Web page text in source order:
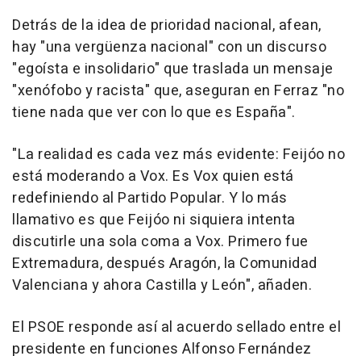
Detrás de la idea de prioridad nacional, afean,
hay "una vergüenza nacional" con un discurso
"egoísta e insolidario" que traslada un mensaje
"xenófobo y racista" que, aseguran en Ferraz "no
tiene nada que ver con lo que es España".
"La realidad es cada vez más evidente: Feijóo no
está moderando a Vox. Es Vox quien está
redefiniendo al Partido Popular. Y lo más
llamativo es que Feijóo ni siquiera intenta
discutirle una sola coma a Vox. Primero fue
Extremadura, después Aragón, la Comunidad
Valenciana y ahora Castilla y León", añaden.
El PSOE responde así al acuerdo sellado entre el
presidente en funciones Alfonso Fernández